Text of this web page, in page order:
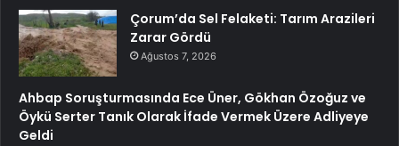
Çorum’da Sel Felaketi: Tarım Arazileri
Zarar Gördü
Ağustos 7, 2026
Ahbap Soruşturmasında Ece Üner, Gökhan Özoğuz ve
Öykü Serter Tanık Olarak İfade Vermek Üzere Adliyeye
Geldi